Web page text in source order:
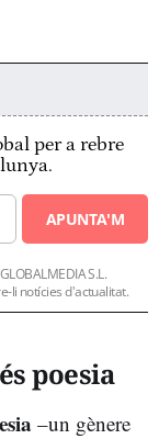
per a rebre
APUNTA'M
S.L.
li notícies d'actualitat.
poesia
–un gènere